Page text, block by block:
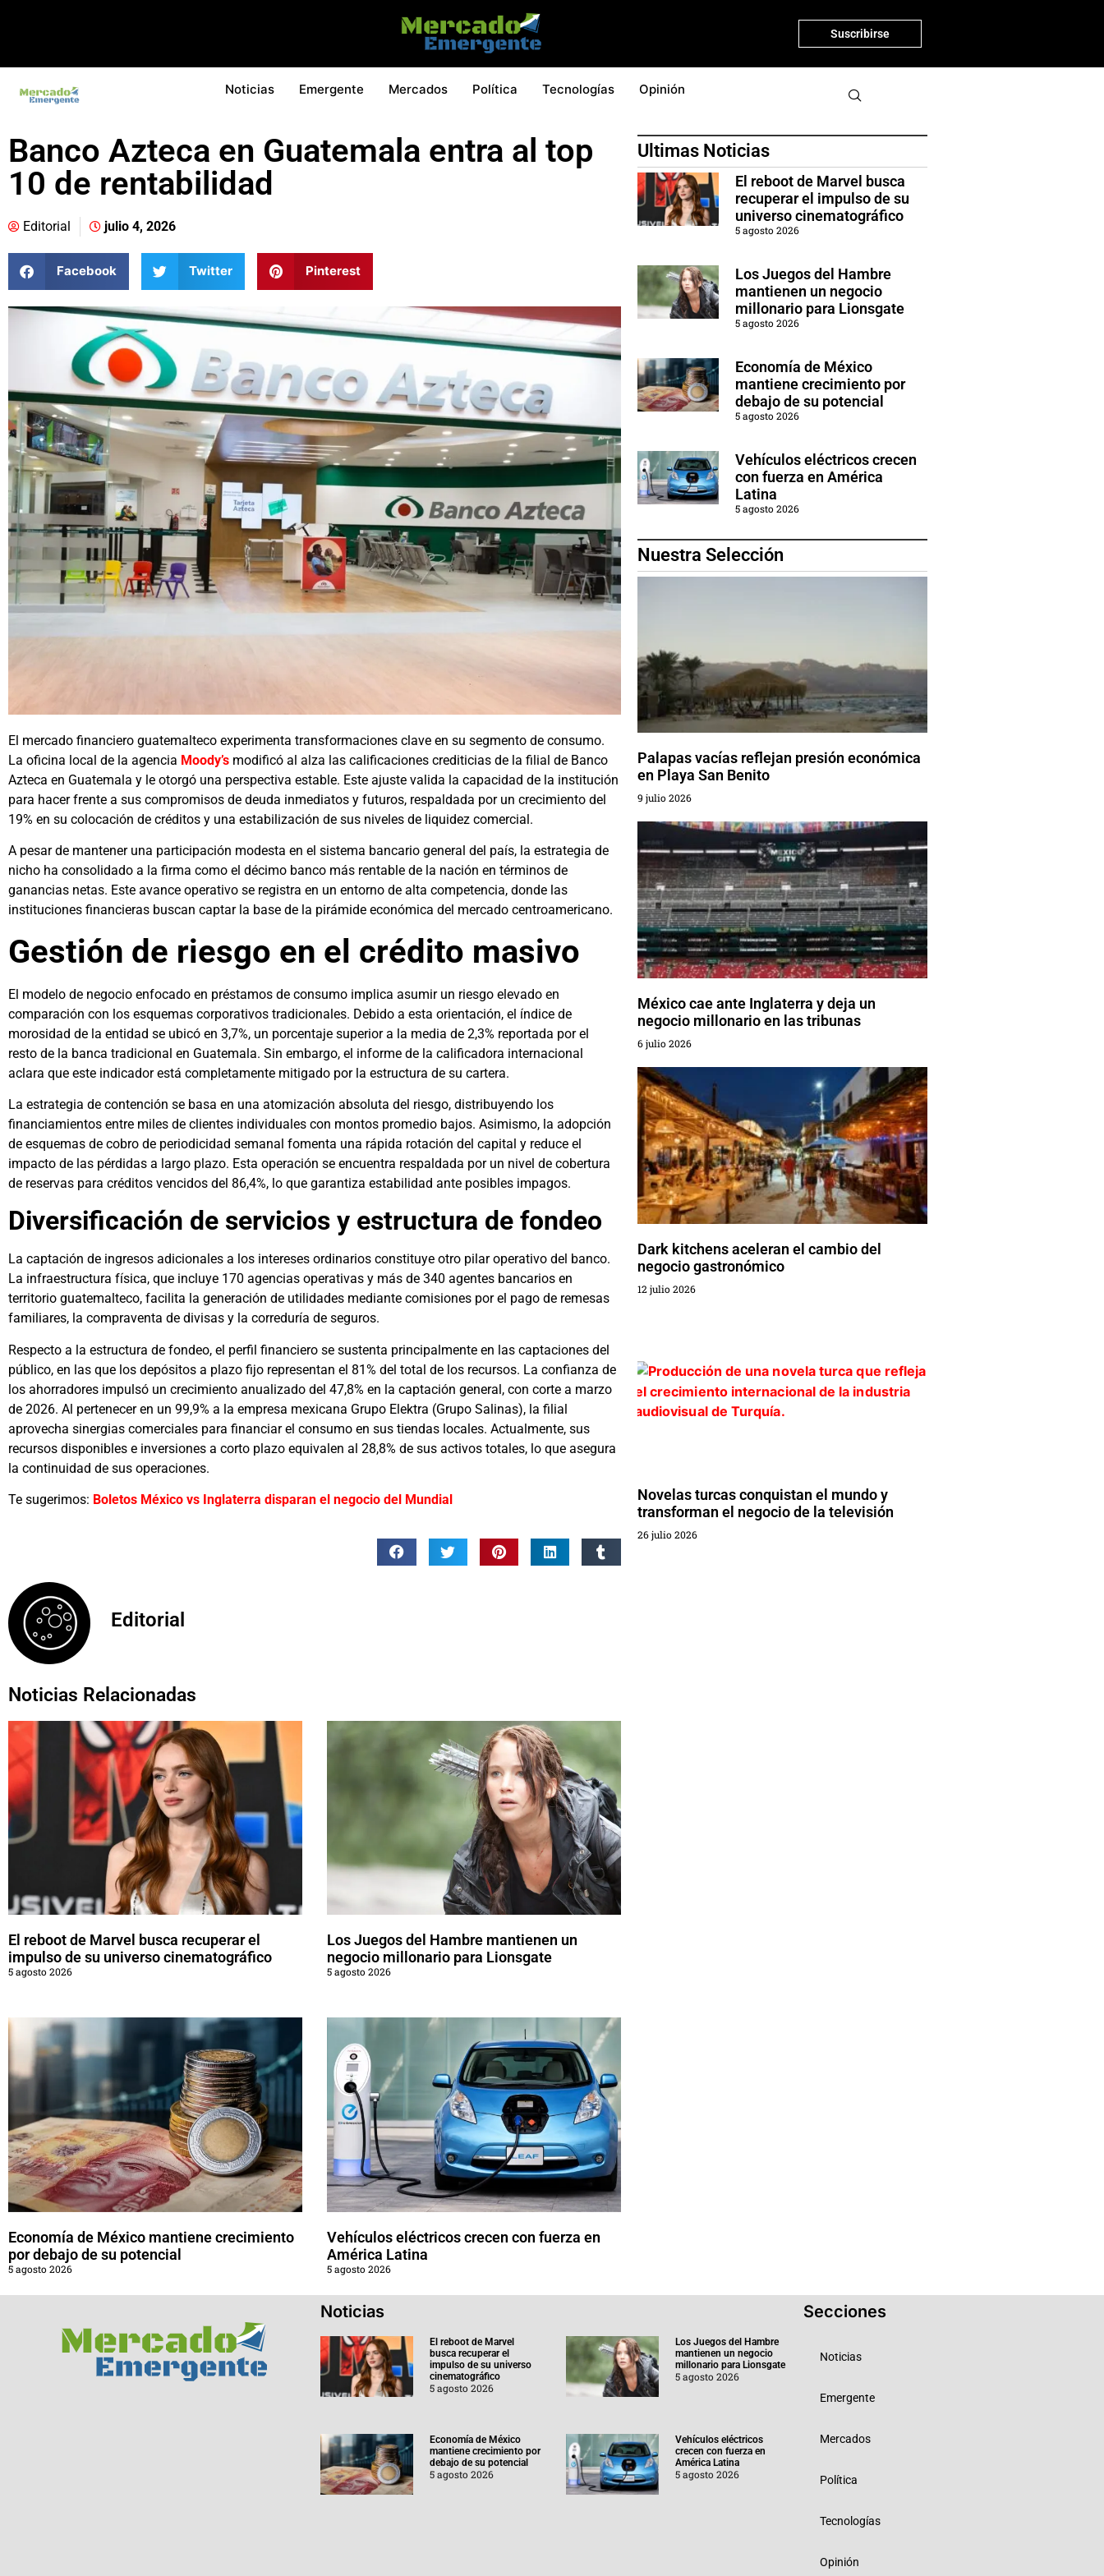
Suscribirse
Noticias Emergente Mercados Política Tecnologías Opinión
Banco Azteca en Guatemala entra al top
10 de rentabilidad
Editorial julio 4, 2026
Facebook Twitter Pinterest
El mercado financiero guatemalteco experimenta transformaciones clave en su segmento de consumo.
La oficina local de la agencia Moody’s modificó al alza las calificaciones crediticias de la filial de Banco
Azteca en Guatemala y le otorgó una perspectiva estable. Este ajuste valida la capacidad de la institución
para hacer frente a sus compromisos de deuda inmediatos y futuros, respaldada por un crecimiento del
19% en su colocación de créditos y una estabilización de sus niveles de liquidez comercial.
A pesar de mantener una participación modesta en el sistema bancario general del país, la estrategia de
nicho ha consolidado a la firma como el décimo banco más rentable de la nación en términos de
ganancias netas. Este avance operativo se registra en un entorno de alta competencia, donde las
instituciones financieras buscan captar la base de la pirámide económica del mercado centroamericano.
Gestión de riesgo en el crédito masivo
El modelo de negocio enfocado en préstamos de consumo implica asumir un riesgo elevado en
comparación con los esquemas corporativos tradicionales. Debido a esta orientación, el índice de
morosidad de la entidad se ubicó en 3,7%, un porcentaje superior a la media de 2,3% reportada por el
resto de la banca tradicional en Guatemala. Sin embargo, el informe de la calificadora internacional
aclara que este indicador está completamente mitigado por la estructura de su cartera.
La estrategia de contención se basa en una atomización absoluta del riesgo, distribuyendo los
financiamientos entre miles de clientes individuales con montos promedio bajos. Asimismo, la adopción
de esquemas de cobro de periodicidad semanal fomenta una rápida rotación del capital y reduce el
impacto de las pérdidas a largo plazo. Esta operación se encuentra respaldada por un nivel de cobertura
de reservas para créditos vencidos del 86,4%, lo que garantiza estabilidad ante posibles impagos.
Diversificación de servicios y estructura de fondeo
La captación de ingresos adicionales a los intereses ordinarios constituye otro pilar operativo del banco.
La infraestructura física, que incluye 170 agencias operativas y más de 340 agentes bancarios en
territorio guatemalteco, facilita la generación de utilidades mediante comisiones por el pago de remesas
familiares, la compraventa de divisas y la correduría de seguros.
Respecto a la estructura de fondeo, el perfil financiero se sustenta principalmente en las captaciones del
público, en las que los depósitos a plazo fijo representan el 81% del total de los recursos. La confianza de
los ahorradores impulsó un crecimiento anualizado del 47,8% en la captación general, con corte a marzo
de 2026. Al pertenecer en un 99,9% a la empresa mexicana Grupo Elektra (Grupo Salinas), la filial
aprovecha sinergias comerciales para financiar el consumo en sus tiendas locales. Actualmente, sus
recursos disponibles e inversiones a corto plazo equivalen al 28,8% de sus activos totales, lo que asegura
la continuidad de sus operaciones.
Te sugerimos: Boletos México vs Inglaterra disparan el negocio del Mundial
Editorial
Noticias Relacionadas
El reboot de Marvel busca recuperar el
impulso de su universo cinematográfico
5 agosto 2026
Los Juegos del Hambre mantienen un
negocio millonario para Lionsgate
5 agosto 2026
Economía de México mantiene crecimiento
por debajo de su potencial
5 agosto 2026
Vehículos eléctricos crecen con fuerza en
América Latina
5 agosto 2026
Ultimas Noticias
El reboot de Marvel busca
recuperar el impulso de su
universo cinematográfico
5 agosto 2026
Los Juegos del Hambre
mantienen un negocio
millonario para Lionsgate
5 agosto 2026
Economía de México
mantiene crecimiento por
debajo de su potencial
5 agosto 2026
Vehículos eléctricos crecen
con fuerza en América
Latina
5 agosto 2026
Nuestra Selección
Palapas vacías reflejan presión económica
en Playa San Benito
9 julio 2026
México cae ante Inglaterra y deja un
negocio millonario en las tribunas
6 julio 2026
Dark kitchens aceleran el cambio del
negocio gastronómico
12 julio 2026
Novelas turcas conquistan el mundo y
transforman el negocio de la televisión
26 julio 2026
Noticias
El reboot de Marvel
busca recuperar el
impulso de su universo
cinematográfico
5 agosto 2026
Los Juegos del Hambre
mantienen un negocio
millonario para Lionsgate
5 agosto 2026
Economía de México
mantiene crecimiento por
debajo de su potencial
5 agosto 2026
Vehículos eléctricos
crecen con fuerza en
América Latina
5 agosto 2026
Secciones
Noticias
Emergente
Mercados
Política
Tecnologías
Opinión